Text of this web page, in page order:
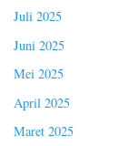
Juli 2025
Juni 2025
Mei 2025
April 2025
Maret 2025